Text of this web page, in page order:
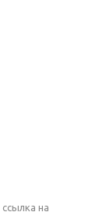
ссылка на